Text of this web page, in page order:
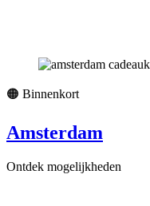
🟠 Binnenkort
Amsterdam
Ontdek mogelijkheden